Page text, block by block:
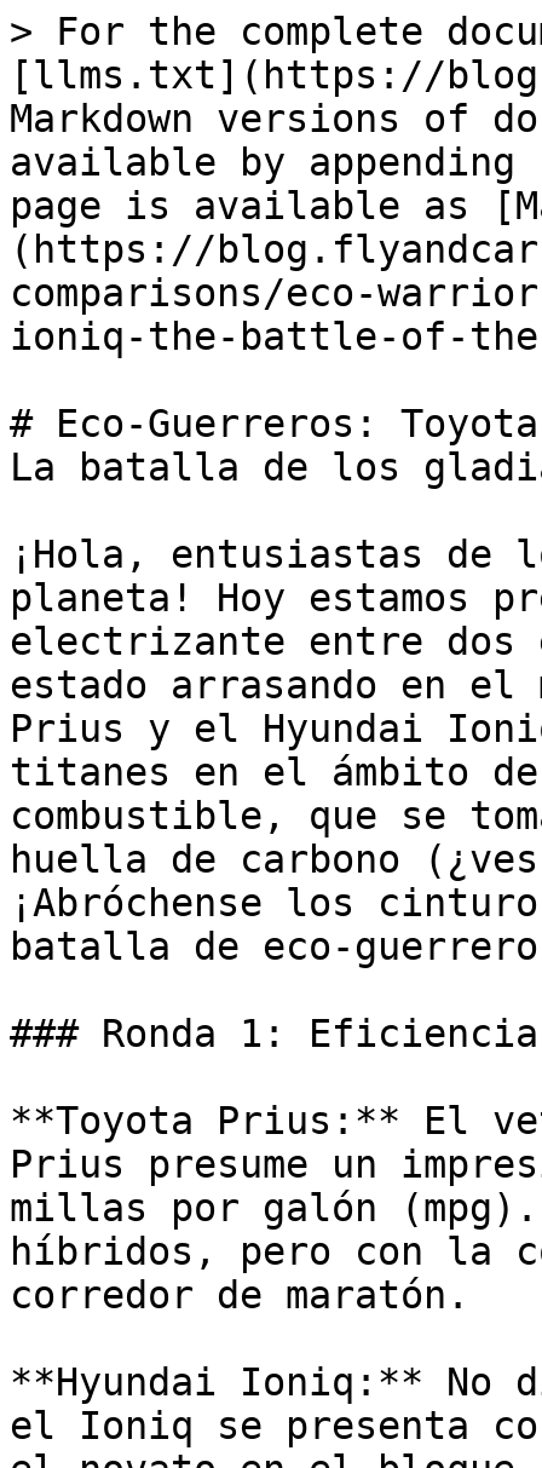
> For the complete
[llms.txt](https://
Markdown versions of
available by
page is available as
(https://
comparisons/eco-
ioniq-the-battle-of-
# Eco-Guerreros:
La batalla de los
¡Hola, entusiastas de
planeta! Hoy estamos
electrizante entre dos
estado arrasando en el
Prius y el Hyundai
titanes en el ámbito
combustible, que se
huella de carbono
¡Abróchense los
batalla de eco-
### Ronda 1: Eficiencia
**Toyota Prius:** El
Prius presume un
millas por galón
híbridos, pero con la
corredor de maratón.
**Hyundai Ioniq:** No
el Ioniq se presenta